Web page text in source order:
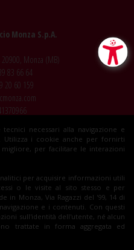
Monza S.p.A.
20900, Monza (MB)
83 66 64
20 60 159
Monza
Monza
necessari alla navigazione e
Utilizza i cookie anche per fornirti
per facilitare le interazioni
per acquisire informazioni utili
o le visite al sito stesso e per
in Monza, Via Ragazzi del '99, 14 di
e i contenuti. Con questi
sull'identità dell'utente, né alcun
trattate in forma aggregata ed